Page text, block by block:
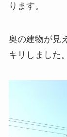
ります。
奥の建物が見
キリしました。